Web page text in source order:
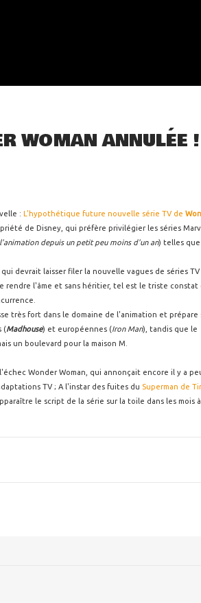
WOMAN ANNULÉE !
: L'hypothétique future nouvelle série TV de
de Disney, qui préfère privilégier les séries
depuis un petit peu moins d'un an) telles que
devrait laisser filer la nouvelle vagues de séries TV
rendre l'âme et sans héritier, tel est le triste constat
très fort dans le domaine de l'animation et prépare
(Madhouse) et européennes (Iron Man), tandis que le
un boulevard pour la maison M.
l'échec Wonder Woman, qui annonçait encore il y a
TV ; A l'instar des fuites du Superman de
le script de la série sur la toile dans les mois à